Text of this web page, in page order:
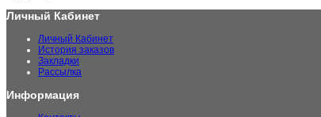
Личный Кабинет
Личный Кабинет
История заказов
Закладки
Рассылка
Информация